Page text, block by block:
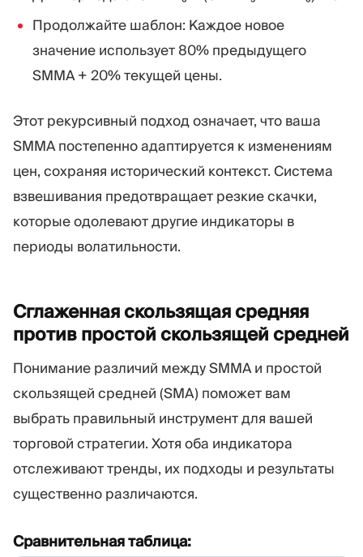
Продолжайте шаблон: Каждое новое
значение использует 80% предыдущего
SMMA + 20% текущей цены.
Этот рекурсивный подход означает, что ваша
SMMA постепенно адаптируется к изменениям
цен, сохраняя исторический контекст. Система
взвешивания предотвращает резкие скачки,
которые одолевают другие индикаторы в
периоды волатильности.
Сглаженная скользящая средняя
против простой скользящей средней
Понимание различий между SMMA и простой
скользящей средней (SMA) поможет вам
выбрать правильный инструмент для вашей
торговой стратегии. Хотя оба индикатора
отслеживают тренды, их подходы и результаты
существенно различаются.
Сравнительная таблица: